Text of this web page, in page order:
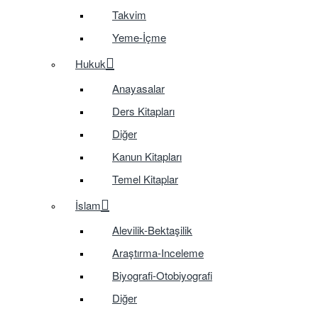
Takvim
Yeme-İçme
Hukuk
Anayasalar
Ders Kitapları
Diğer
Kanun Kitapları
Temel Kitaplar
İslam
Alevilik-Bektaşilik
Araştırma-Inceleme
Biyografi-Otobiyografi
Diğer